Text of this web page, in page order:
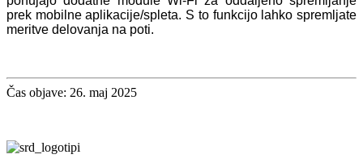
prek mobilne aplikacije/spleta. S to funkcijo lahko spremljate
meritve delovanja na poti.
Čas objave: 26. maj 2025